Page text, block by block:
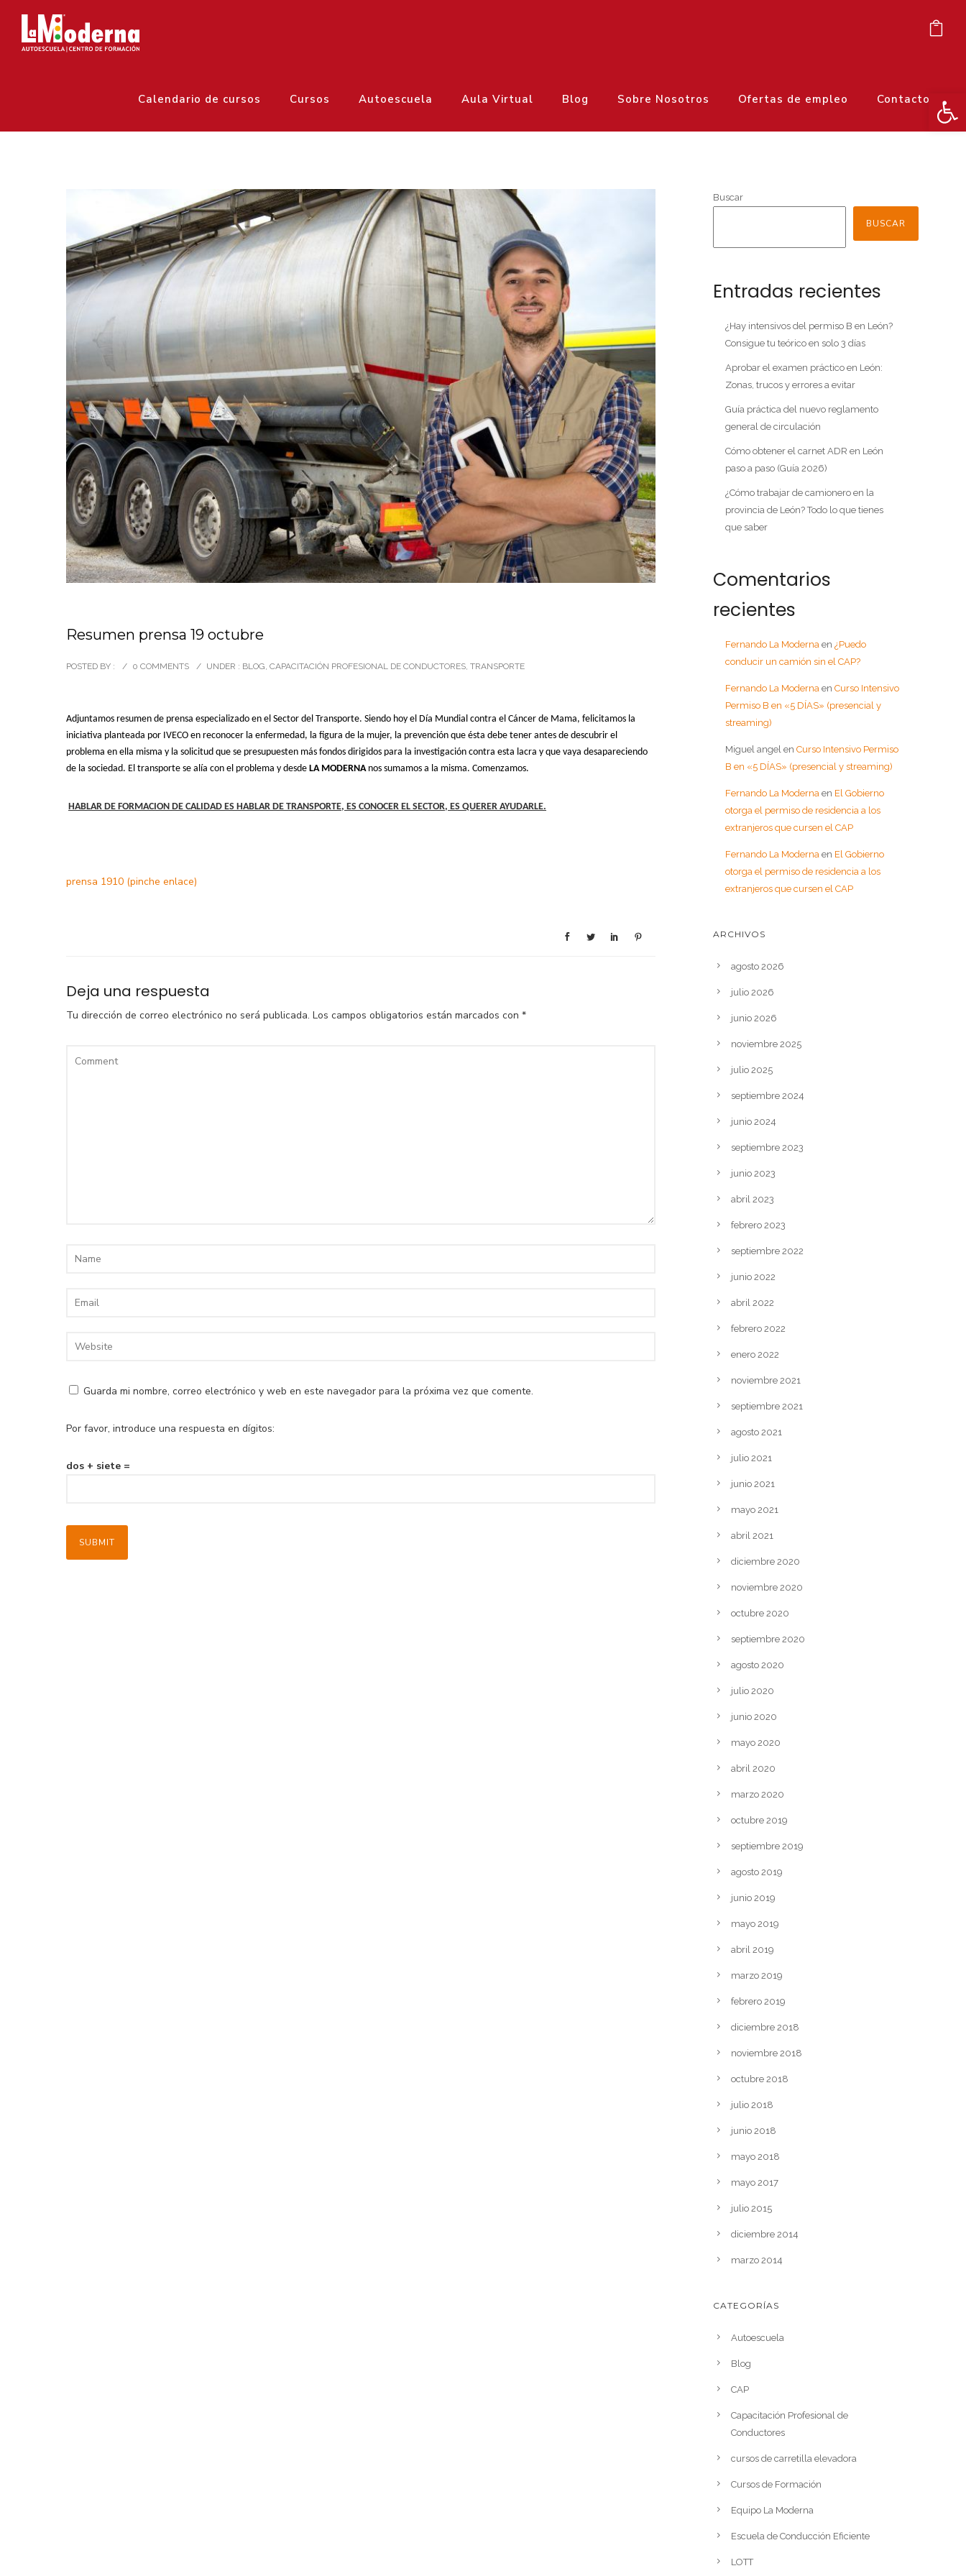
Calendario de cursos Cursos Autoescuela Aula Virtual Blog Sobre Nosotros Ofertas de empleo Contacto
Resumen prensa 19 octubre
POSTED BY : / 0 COMMENTS / UNDER : BLOG CAPACITACIÓN PROFESIONAL DE CONDUCTORES TRANSPORTE
Adjuntamos resumen de prensa especializado en el Sector del Transporte. Siendo hoy el Día Mundial contra el Cáncer de Mama, felicitamos la
iniciativa planteada por IVECO en reconocer la enfermedad, la figura de la mujer, la prevención que ésta debe tener antes de descubrir el
problema en ella misma y la solicitud que se presupuesten más fondos dirigidos para la investigación contra esta lacra y que vaya desapareciendo
de la sociedad. El transporte se alía con el problema y desde LA MODERNA nos sumamos a la misma. Comenzamos.
HABLAR DE FORMACION DE CALIDAD ES HABLAR DE TRANSPORTE, ES CONOCER EL SECTOR, ES QUERER AYUDARLE.
prensa 1910 (pinche enlace)
Deja una respuesta
Tu dirección de correo electrónico no será publicada. Los campos obligatorios están marcados con *
Guarda mi nombre, correo electrónico y web en este navegador para la próxima vez que comente.
Por favor, introduce una respuesta en dígitos:
dos + siete =
Buscar
BUSCAR
Entradas recientes
¿Hay intensivos del permiso B en León?
Consigue tu teórico en solo 3 días
Aprobar el examen práctico en León:
Zonas, trucos y errores a evitar
Guía práctica del nuevo reglamento
general de circulación
Cómo obtener el carnet ADR en León
paso a paso (Guía 2026)
¿Cómo trabajar de camionero en la
provincia de León? Todo lo que tienes
que saber
Comentarios
recientes
Fernando La Modernaen ¿Puedo
conducir un camión sin el CAP?
Fernando La Modernaen Curso Intensivo
Permiso B en «5 DÍAS» (presencial y
streaming)
Miguel angelen Curso Intensivo Permiso
B en «5 DÍAS» (presencial y streaming)
Fernando La Modernaen El Gobierno
otorga el permiso de residencia a los
extranjeros que cursen el CAP
Fernando La Modernaen El Gobierno
otorga el permiso de residencia a los
extranjeros que cursen el CAP
ARCHIVOS
agosto 2026
julio 2026
junio 2026
noviembre 2025
julio 2025
septiembre 2024
junio 2024
septiembre 2023
junio 2023
abril 2023
febrero 2023
septiembre 2022
junio 2022
abril 2022
febrero 2022
enero 2022
noviembre 2021
septiembre 2021
agosto 2021
julio 2021
junio 2021
mayo 2021
abril 2021
diciembre 2020
noviembre 2020
octubre 2020
septiembre 2020
agosto 2020
julio 2020
junio 2020
mayo 2020
abril 2020
marzo 2020
octubre 2019
septiembre 2019
agosto 2019
junio 2019
mayo 2019
abril 2019
marzo 2019
febrero 2019
diciembre 2018
noviembre 2018
octubre 2018
julio 2018
junio 2018
mayo 2018
mayo 2017
julio 2015
diciembre 2014
marzo 2014
CATEGORÍAS
Autoescuela
Blog
CAP
Capacitación Profesional de
Conductores
cursos de carretilla elevadora
Cursos de Formación
Equipo La Moderna
Escuela de Conducción Eficiente
LOTT